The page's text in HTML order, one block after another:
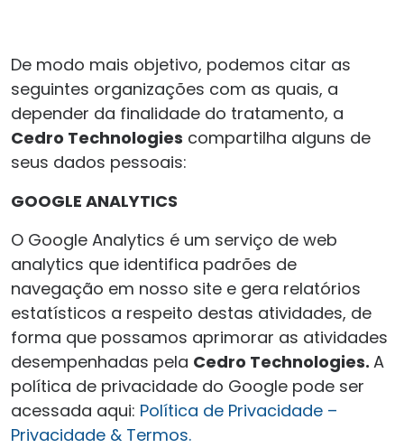
De modo mais objetivo, podemos citar as
seguintes organizações com as quais, a
depender da finalidade do tratamento, a
Cedro Technologies compartilha alguns de
seus dados pessoais:
GOOGLE ANALYTICS
O Google Analytics é um serviço de web
analytics que identifica padrões de
navegação em nosso site e gera relatórios
estatísticos a respeito destas atividades, de
forma que possamos aprimorar as atividades
desempenhadas pela Cedro Technologies. A
política de privacidade do Google pode ser
acessada aqui: Política de Privacidade –
Privacidade & Termos.